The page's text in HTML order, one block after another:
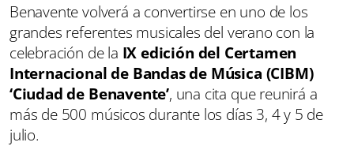
Benavente volverá a convertirse en uno de los
grandes referentes musicales del verano con la
celebración de la IX edición del Certamen
Internacional de Bandas de Música (CIBM)
‘Ciudad de Benavente’, una cita que reunirá a
más de 500 músicos durante los días 3, 4 y 5 de
julio.